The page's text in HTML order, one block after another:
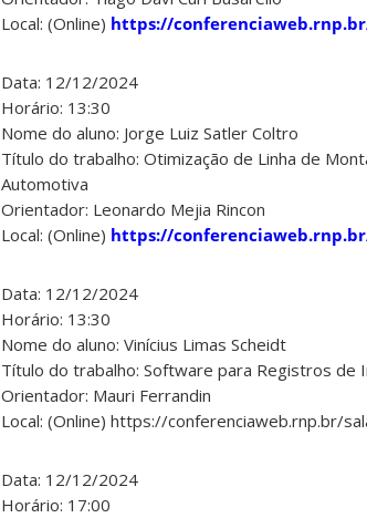
Local: (Online) https://
Data: 12/12/2024
Horário: 13:30
Nome do aluno: Jorge Luiz Satler Coltro
Título do trabalho: Otimização de Linha de
Automotiva
Orientador: Leonardo Mejia Rincon
Local: (Online) https://
Data: 12/12/2024
Horário: 13:30
Nome do aluno: Vinícius Limas Scheidt
Título do trabalho: Software para Registros de
Orientador: Mauri Ferrandin
Local: (Online) https://conferenciaweb.rnp.br/
Data: 12/12/2024
Horário: 17:00